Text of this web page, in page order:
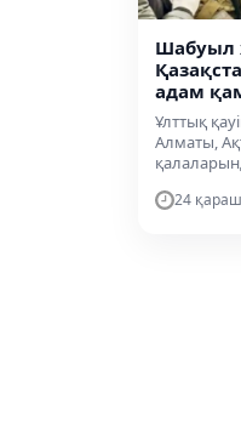
Шабуыл
адам
Ұлттық
Алматы,
24